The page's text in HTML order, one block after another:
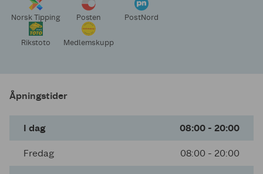
Norsk Tipping Posten PostNord
Rikstoto Medlemskupp
Åpningstider
I dag 08:00 - 20:00
Fredag 08:00 - 20:00